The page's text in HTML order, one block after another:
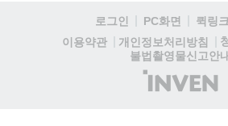
로그인 PC화면 퀵링크
이용약관
개인정보처리방침
불법촬영물신고안내
(주)
인